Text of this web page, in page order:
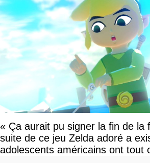
« Ça aurait pu signer la fin de la
suite de ce jeu Zelda adoré a
adolescents américains ont tout